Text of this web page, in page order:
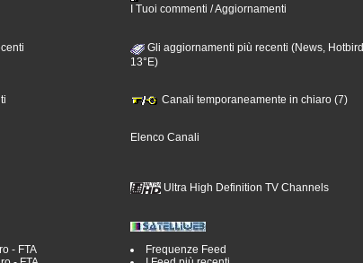
I Tuoi commenti / Aggiornamenti
Gli aggiornamenti più recenti (News, Hotbird
13°E)
Canali temporaneamente in chiaro (7)
Elenco Canali
Ultra High Definition TV Channels
- FTA
Frequenze Feed